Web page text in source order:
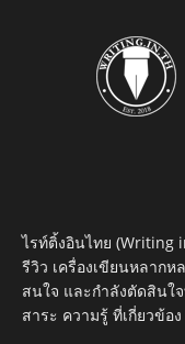
ไรท์ติ้งอินไทย (Writing
รีวิว เครื่องเขียนหลาก
สนใจ และกำลังตัดสินใ
สาระ ความรู้ ที่เกี่ยวข้อง